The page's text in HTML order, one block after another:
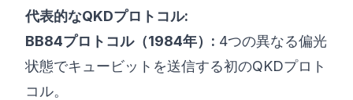
代表的なQKDプロトコル:
BB84プロトコル（1984年）: 4つの異なる偏光
状態でキュービットを送信する初のQKDプロト
コル。